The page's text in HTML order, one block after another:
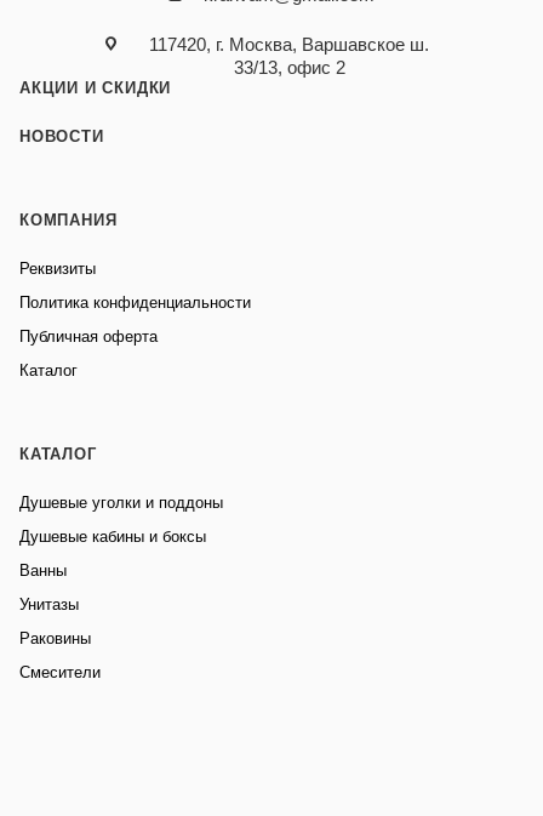
117420, г. Москва, Варшавское ш.
33/13, офис 2
АКЦИИ И СКИДКИ
НОВОСТИ
КОМПАНИЯ
Реквизиты
Политика конфиденциальности
Публичная оферта
Каталог
КАТАЛОГ
Душевые уголки и поддоны
Душевые кабины и боксы
Ванны
Унитазы
Раковины
Смесители